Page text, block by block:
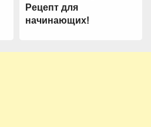
Рецепт для
начинающих!